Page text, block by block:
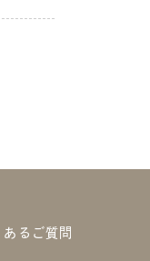
あるご質問